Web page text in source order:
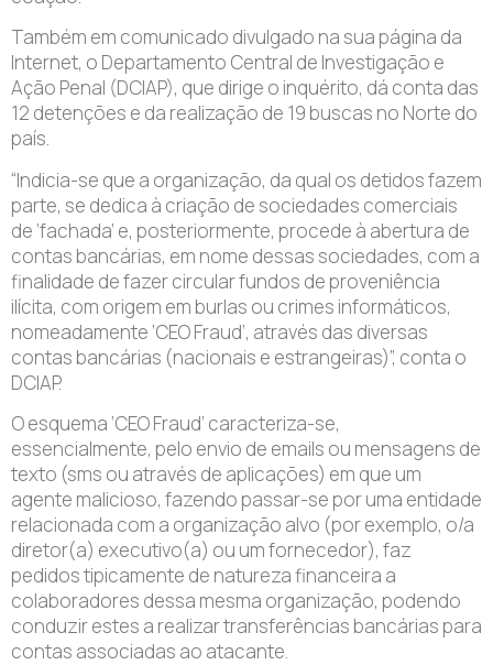
Também em comunicado divulgado na sua página da
Internet, o Departamento Central de Investigação e
Ação Penal (DCIAP), que dirige o inquérito, dá conta das
12 detenções e da realização de 19 buscas no Norte do
país.
“Indicia-se que a organização, da qual os detidos fazem
parte, se dedica à criação de sociedades comerciais
de ‘fachada’ e, posteriormente, procede à abertura de
contas bancárias, em nome dessas sociedades, com a
finalidade de fazer circular fundos de proveniência
ilícita, com origem em burlas ou crimes informáticos,
nomeadamente ‘CEO Fraud’, através das diversas
contas bancárias (nacionais e estrangeiras)”, conta o
DCIAP.
O esquema ‘CEO Fraud’ caracteriza-se,
essencialmente, pelo envio de emails ou mensagens de
texto (sms ou através de aplicações) em que um
agente malicioso, fazendo passar-se por uma entidade
relacionada com a organização alvo (por exemplo, o/a
diretor(a) executivo(a) ou um fornecedor), faz
pedidos tipicamente de natureza financeira a
colaboradores dessa mesma organização, podendo
conduzir estes a realizar transferências bancárias para
contas associadas ao atacante.